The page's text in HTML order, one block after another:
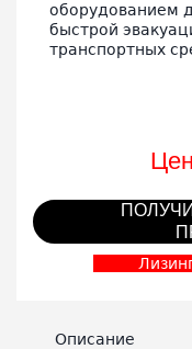
оборудованием
быстрой
транспортных
Описание